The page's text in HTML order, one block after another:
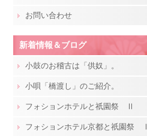
お問い合わせ
新着情報＆ブログ
小鼓のお稽古は「供奴」。
小唄「橋渡し」のご紹介。
フォションホテルと祇園祭 Ⅱ
フォションホテル京都と祇園祭 Ⅰ